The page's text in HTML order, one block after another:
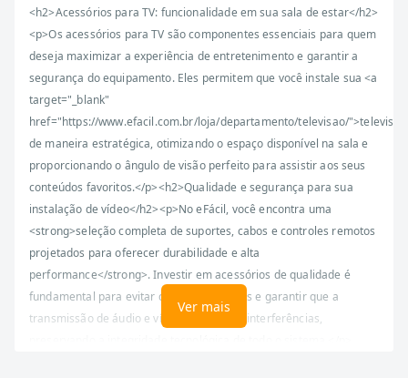
<h2>Acessórios para TV: funcionalidade em sua sala de estar</h2>
<p>Os acessórios para TV são componentes essenciais para quem
deseja maximizar a experiência de entretenimento e garantir a
segurança do equipamento. Eles permitem que você instale sua <a
target="_blank"
href="https://www.efacil.com.br/loja/departamento/televisao/
de maneira estratégica, otimizando o espaço disponível na sala e
proporcionando o ângulo de visão perfeito para assistir aos seus
conteúdos favoritos.</p><h2>Qualidade e segurança para sua
instalação de vídeo</h2><p>No eFácil, você encontra uma
<strong>seleção completa de suportes, cabos e controles remotos
projetados para oferecer durabilidade e alta
performance</strong>. Investir em acessórios de qualidade é
fundamental para evitar quedas acidentais e garantir que a
transmissão de áudio e vídeo ocorra sem interferências,
Ver mais